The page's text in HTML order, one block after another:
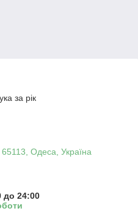
за рік
Одеса, Україна
до 24:00